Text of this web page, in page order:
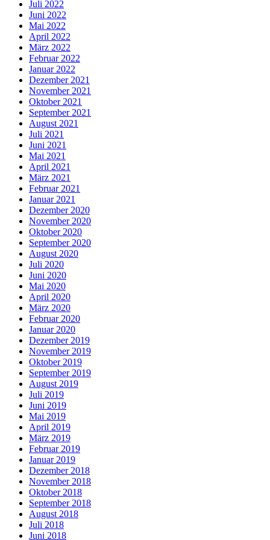
Juli 2022
Juni 2022
Mai 2022
April 2022
März 2022
Februar 2022
Januar 2022
Dezember 2021
November 2021
Oktober 2021
September 2021
August 2021
Juli 2021
Juni 2021
Mai 2021
April 2021
März 2021
Februar 2021
Januar 2021
Dezember 2020
November 2020
Oktober 2020
September 2020
August 2020
Juli 2020
Juni 2020
Mai 2020
April 2020
März 2020
Februar 2020
Januar 2020
Dezember 2019
November 2019
Oktober 2019
September 2019
August 2019
Juli 2019
Juni 2019
Mai 2019
April 2019
März 2019
Februar 2019
Januar 2019
Dezember 2018
November 2018
Oktober 2018
September 2018
August 2018
Juli 2018
Juni 2018